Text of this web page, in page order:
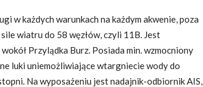
w każdych warunkach na każdym akwenie, poza
wiatru do 58 węzłów, czyli 11B. Jest
Przylądka Burz. Posiada min. wzmocniony
luki uniemożliwiające wtargniecie wody do
Na wyposażeniu jest nadajnik-odbiornik AIS,